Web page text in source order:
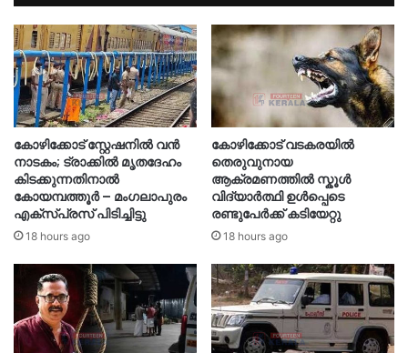
കോഴിക്കോട് സ്റ്റേഷനിൽ വൻ
നാടകം; ട്രാക്കിൽ മൃതദേഹം
കിടക്കുന്നതിനാൽ
കോയമ്പത്തൂർ – മംഗലാപുരം
എക്സ്പ്രസ് പിടിച്ചിട്ടു
18 hours ago
കോഴിക്കോട് വടകരയിൽ
തെരുവുനായ
ആക്രമണത്തിൽ സ്കൂൾ
വിദ്യാർത്ഥി ഉൾപ്പെടെ
രണ്ടുപേർക്ക് കടിയേറ്റു
18 hours ago